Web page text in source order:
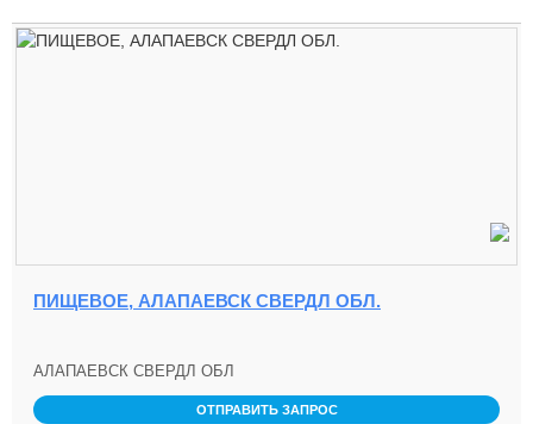
ПИЩЕВОЕ, АЛАПАЕВСК СВЕРДЛ ОБЛ.
АЛАПАЕВСК СВЕРДЛ ОБЛ
ОТПРАВИТЬ ЗАПРОС